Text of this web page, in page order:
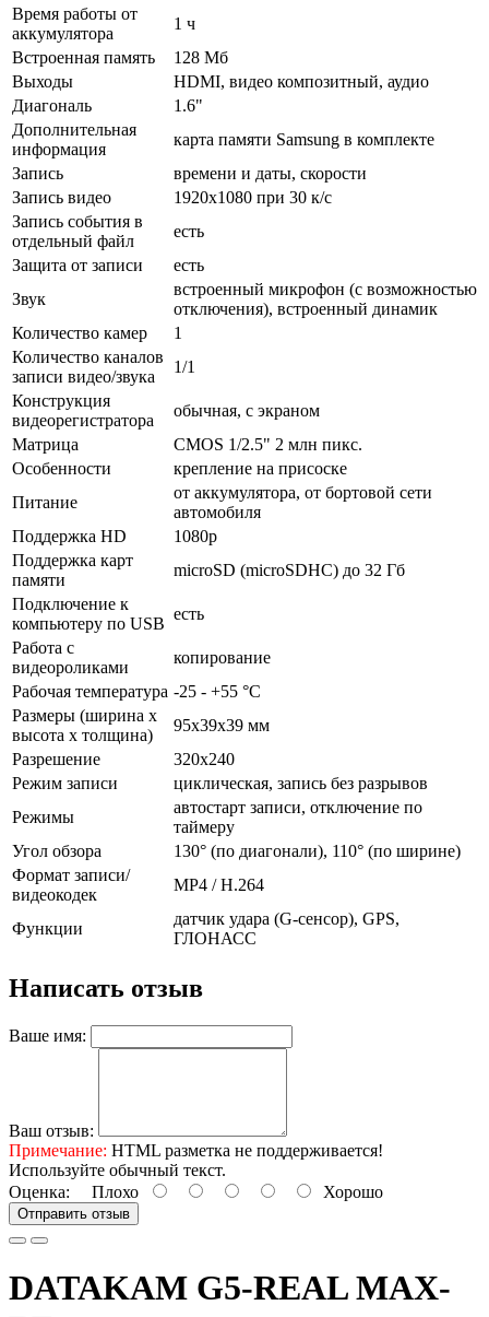
Время работы от
аккумулятора
1 ч
Встроенная память
128 Мб
Выходы
HDMI, видео композитный, аудио
Диагональ
1.6"
Дополнительная
информация
карта памяти Samsung в комплекте
Запись
времени и даты, скорости
Запись видео
1920x1080 при 30 к/с
Запись события в
отдельный файл
есть
Защита от записи
есть
Звук
встроенный микрофон (с возможностью
отключения), встроенный динамик
Количество камер
1
Количество каналов
записи видео/звука
1/1
Конструкция
видеорегистратора
обычная, с экраном
Матрица
CMOS 1/2.5" 2 млн пикс.
Особенности
крепление на присоске
Питание
от аккумулятора, от бортовой сети
автомобиля
Поддержка HD
1080p
Поддержка карт
памяти
microSD (microSDHC) до 32 Гб
Подключение к
компьютеру по USB
есть
Работа с
видеороликами
копирование
Рабочая температура -25 - +55 °C
Размеры (ширина x
высота x толщина)
95x39x39 мм
Разрешение
320x240
Режим записи
циклическая, запись без разрывов
Режимы
автостарт записи, отключение по
таймеру
Угол обзора
130° (по диагонали), 110° (по ширине)
Формат записи/
видеокодек
MP4 / H.264
Функции
датчик удара (G-сенсор), GPS,
ГЛОНАСС
Написать отзыв
Ваше имя:
Ваш отзыв:
Примечание: HTML разметка не поддерживается!
Используйте обычный текст.
Оценка: Плохо Хорошо
Отправить отзыв
DATAKAM G5-REAL MAX-